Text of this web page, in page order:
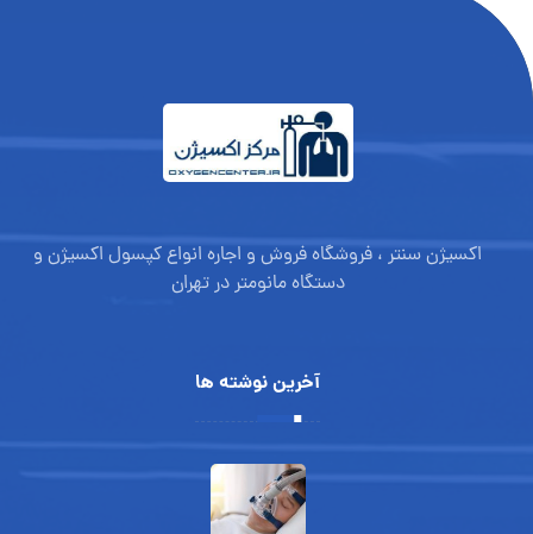
اکسیژن سنتر ، فروشگاه فروش و اجاره انواع کپسول اکسیژن و
دستگاه مانومتر در تهران
آخرین نوشته ها